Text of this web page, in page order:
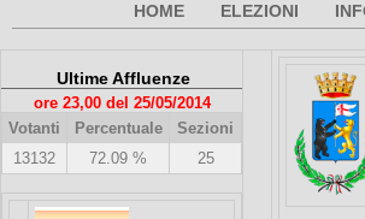
HOME ELEZIONI
Ultime Affluenze
ore 23,00 del 25/05/2014
Votanti
Percentuale
Sezioni
13132
72.09 % 25